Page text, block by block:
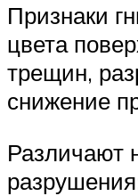
Признаки
цвета
трещин,
снижение
Различают